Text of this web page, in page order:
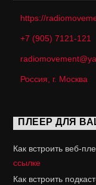
https://
+7 (905) 7121-121
Россия, г. Москва
ПЛЕЕР ДЛЯ
Как встроить веб-
ссылке
Как встроить